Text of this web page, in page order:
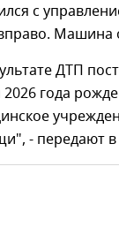
с
Машина
ДТП
2026 года
- передают